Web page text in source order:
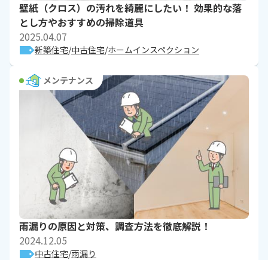
壁紙（クロス）の汚れを綺麗にしたい！ 効果的な落
とし方やおすすめの掃除道具
2025.04.07
新築住宅 中古住宅 ホームインスペクション
メンテナンス
雨漏りの原因と対策、調査方法を徹底解説！
2024.12.05
中古住宅 雨漏り